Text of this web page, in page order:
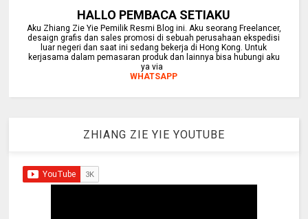
HALLO PEMBACA SETIAKU
Aku Zhiang Zie Yie Pemilik Resmi Blog ini. Aku seorang Freelancer,
desaign grafis dan sales promosi di sebuah perusahaan ekspedisi
luar negeri dan saat ini sedang bekerja di Hong Kong. Untuk
kerjasama dalam pemasaran produk dan lainnya bisa hubungi aku
ya via
WHATSAPP
ZHIANG ZIE YIE YOUTUBE